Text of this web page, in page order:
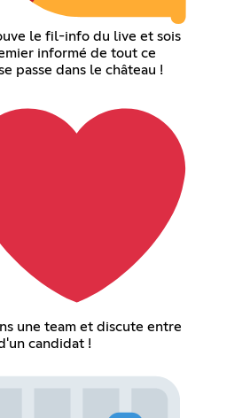
le fil-info du live et sois
informé de tout ce
passe dans le château !
une team et discute entre
candidat !